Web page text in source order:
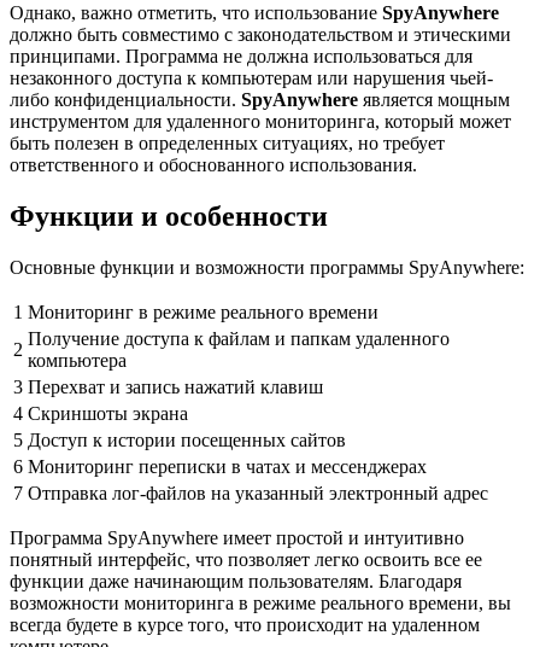
Однако, важно отметить, что использование SpyAnywhere
должно быть совместимо с законодательством и этическими
принципами. Программа не должна использоваться для
незаконного доступа к компьютерам или нарушения чьей-
либо конфиденциальности. SpyAnywhere является мощным
инструментом для удаленного мониторинга, который может
быть полезен в определенных ситуациях, но требует
ответственного и обоснованного использования.
Функции и особенности
Основные функции и возможности программы SpyAnywhere:
1 Мониторинг в режиме реального времени
2
Получение доступа к файлам и папкам удаленного
компьютера
3 Перехват и запись нажатий клавиш
4 Скриншоты экрана
5 Доступ к истории посещенных сайтов
6 Мониторинг переписки в чатах и мессенджерах
7 Отправка лог-файлов на указанный электронный адрес
Программа SpyAnywhere имеет простой и интуитивно
понятный интерфейс, что позволяет легко освоить все ее
функции даже начинающим пользователям. Благодаря
возможности мониторинга в режиме реального времени, вы
всегда будете в курсе того, что происходит на удаленном